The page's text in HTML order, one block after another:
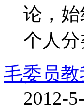
论，
个人分
毛委员
2012-